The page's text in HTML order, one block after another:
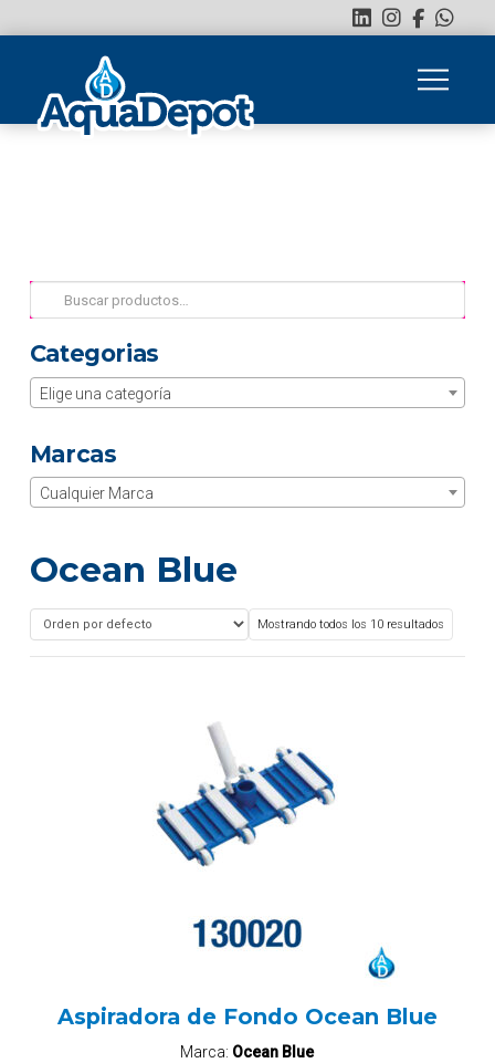
Buscar
por:
Categorias
Elige una categoría
Marcas
Cualquier Marca
Ocean Blue
Mostrando todos los 10 resultados
Aspiradora de Fondo Ocean Blue
Marca: Ocean Blue